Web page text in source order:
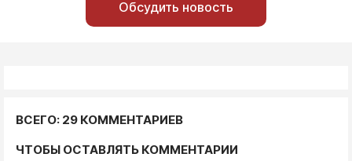
Обсудить новость
ВСЕГО: 29 КОММЕНТАРИЕВ
ЧТОБЫ ОСТАВЛЯТЬ КОММЕНТАРИИ